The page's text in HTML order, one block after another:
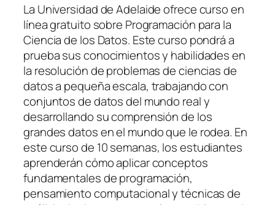
La Universidad de Adelaide ofrece curso en
línea gratuito sobre Programación para la
Ciencia de los Datos. Este curso pondrá a
prueba sus conocimientos y habilidades en
la resolución de problemas de ciencias de
datos a pequeña escala, trabajando con
conjuntos de datos del mundo real y
desarrollando su comprensión de los
grandes datos en el mundo que le rodea. En
este curso de 10 semanas, los estudiantes
aprenderán cómo aplicar conceptos
fundamentales de programación,
pensamiento computacional y técnicas de